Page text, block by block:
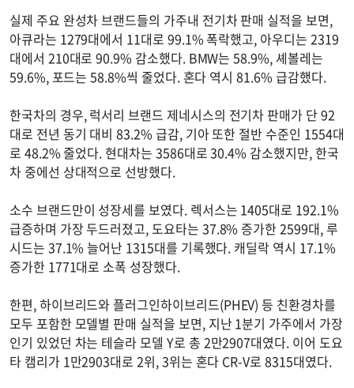
실제 주요 완성차 브랜드들의 가주내 전기차 판매 실적을 보면,
아큐라는 1279대에서 11대로 99.1% 폭락했고, 아우디는 2319
대에서 210대로 90.9% 감소했다. BMW는 58.9%, 셰볼레는
59.6%, 포드는 58.8%씩 줄었다. 혼다 역시 81.6% 급감했다.
한국차의 경우, 럭서리 브랜드 제네시스의 전기차 판매가 단 92
대로 전년 동기 대비 83.2% 급감, 기아 또한 절반 수준인 1554대
로 48.2% 줄었다. 현대차는 3586대로 30.4% 감소했지만, 한국
차 중에선 상대적으로 선방했다.
소수 브랜드만이 성장세를 보였다. 렉서스는 1405대로 192.1%
급증하며 가장 두드러졌고, 도요타는 37.8% 증가한 2599대, 루
시드는 37.1% 늘어난 1315대를 기록했다. 캐딜락 역시 17.1%
증가한 1771대로 소폭 성장했다.
한편, 하이브리드와 플러그인하이브리드(PHEV) 등 친환경차를
모두 포함한 모델별 판매 실적을 보면, 지난 1분기 가주에서 가장
인기 있었던 차는 테슬라 모델 Y로 총 2만2907대였다. 이어 도요
타 캠리가 1만2903대로 2위, 3위는 혼다 CR-V로 8315대였다.